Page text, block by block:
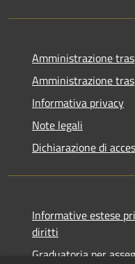
Amministrazione
Amministrazione
Informativa privacy
Note legali
Dichiarazione di
Informative estese
diritti
Graduatoria per